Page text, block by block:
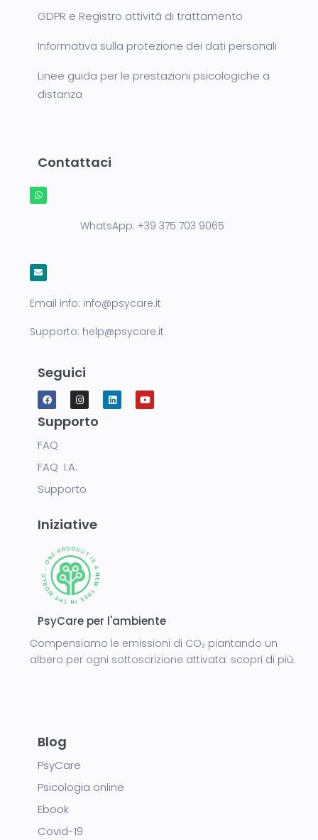
GDPR e Registro attività di trattamento
Informativa sulla protezione dei dati personali
Linee guida per le prestazioni psicologiche a
distanza
Contattaci
WhatsApp: +39 375 703 9065
Email info: info@psycare.it
Supporto: help@psycare.it
Seguici
Supporto
FAQ
FAQ I.A.
Supporto
Iniziative
PsyCare per l'ambiente
Compensiamo le emissioni di CO₂ piantando un
albero per ogni sottoscrizione attivata: scopri di più.
Blog
PsyCare
Psicologia online
Ebook
Covid-19